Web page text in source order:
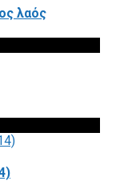
λαός